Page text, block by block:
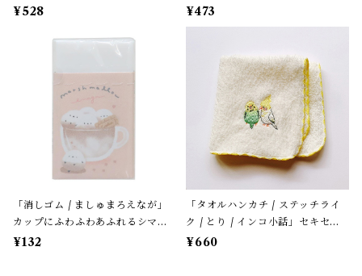
クリエイト / 黄緑色のセキセイイ
月グッズ＊1個【大人気!】
¥528
ンダー」花言葉と小鳥のアクリル
キーホルダー・バッグチャーム /
在庫限り】
¥473
「消しゴム / ましゅまろえなが」
カップにふわふわあふれるシマエ
ナガ / カフェオレ色 / クーリア
¥132
「タオルハンカチ / ステッチライ
ク / とり / インコ小話」セキセイ
＆オカメ / 小鳥刺繍のハンドタオ
¥660